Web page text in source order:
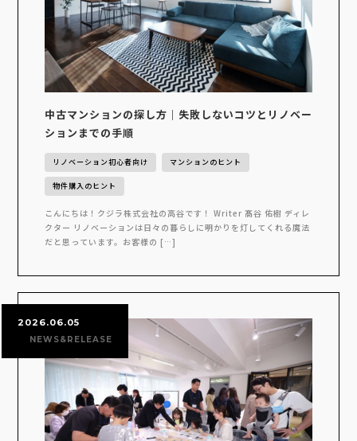
中古マンションの探し方｜失敗しないコツとリノベー
ションまでの手順
リノベーション初心者向け マンションのヒント
物件購入のヒント
こんにちは！クジラ株式会社の高谷です！ Writer 髙谷 佑樹 ディレ
クター リノベーションは日々の暮らしに明かりを灯してくれる魔法
だと思っています。お客様の […]
2026.06.05
NEWS&RELEASE